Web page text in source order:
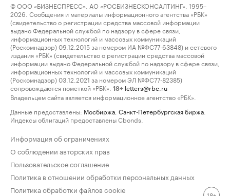
© ООО «БИЗНЕСПРЕСС», АО «РОСБИЗНЕСКОНСАЛТИНГ», 1995–
2026. Сообщения и материалы информационного агентства «РБК»
(свидетельство о регистрации средства массовой информации
выдано Федеральной службой по надзору в сфере связи,
информационных технологий и массовых коммуникаций
(Роскомнадзор) 09.12.2015 за номером ИА №ФС77-63848) и сетевого
издания «РБК» (свидетельство о регистрации средства массовой
информации выдано Федеральной службой по надзору в сфере связи,
информационных технологий и массовых коммуникаций
(Роскомнадзор) 03.12.2021 за номером ЭЛ №ФС77-82385)
сопровождаются пометкой «РБК».
18+ letters@rbc.ru
Владельцем сайта является информационное агентство «РБК».
Данные предоставлены: Мосбиржа Санкт-Петербургская биржа
Индексы облигаций предоставлены Cbonds.
Информация об ограничениях
О соблюдении авторских прав
Пользовательское соглашение
Политика в отношении обработки персональных данных
Политика обработки файлов cookie